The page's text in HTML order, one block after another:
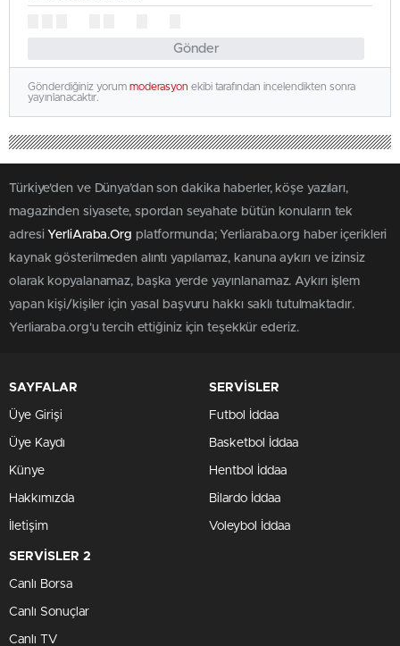
Gönder
Gönderdiğiniz yorum moderasyon ekibi tarafından incelendikten sonra
yayınlanacaktır.
Türkiye'den ve Dünya’dan son dakika haberler, köşe yazıları,
magazinden siyasete, spordan seyahate bütün konuların tek
adresiYerliAraba.Org platformunda; Yerliaraba.org haber içerikleri
kaynak gösterilmeden alıntı yapılamaz, kanuna aykırı ve izinsiz
olarak kopyalanamaz, başka yerde yayınlanamaz. Aykırı işlem
yapan kişi/kişiler için yasal başvuru hakkı saklı tutulmaktadır.
Yerliaraba.org'u tercih ettiğiniz için teşekkür ederiz.
SAYFALAR
Üye Girişi
Üye Kaydı
Künye
Hakkımızda
İletişim
SERVİSLER
Futbol İddaa
Basketbol İddaa
Hentbol İddaa
Bilardo İddaa
Voleybol İddaa
SERVİSLER 2
Canlı Borsa
Canlı Sonuçlar
Canlı TV